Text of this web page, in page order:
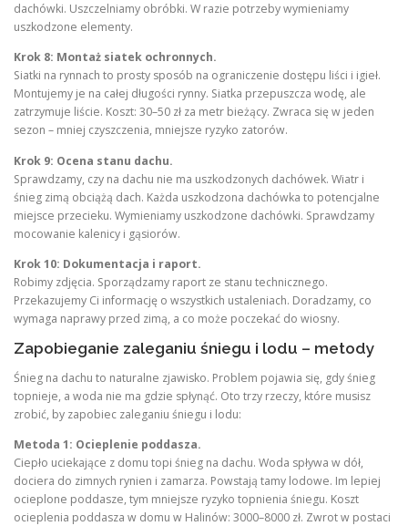
dachówki. Uszczelniamy obróbki. W razie potrzeby wymieniamy
uszkodzone elementy.
Krok 8: Montaż siatek ochronnych.
Siatki na rynnach to prosty sposób na ograniczenie dostępu liści i igieł.
Montujemy je na całej długości rynny. Siatka przepuszcza wodę, ale
zatrzymuje liście. Koszt: 30–50 zł za metr bieżący. Zwraca się w jeden
sezon – mniej czyszczenia, mniejsze ryzyko zatorów.
Krok 9: Ocena stanu dachu.
Sprawdzamy, czy na dachu nie ma uszkodzonych dachówek. Wiatr i
śnieg zimą obciążą dach. Każda uszkodzona dachówka to potencjalne
miejsce przecieku. Wymieniamy uszkodzone dachówki. Sprawdzamy
mocowanie kalenicy i gąsiorów.
Krok 10: Dokumentacja i raport.
Robimy zdjęcia. Sporządzamy raport ze stanu technicznego.
Przekazujemy Ci informację o wszystkich ustaleniach. Doradzamy, co
wymaga naprawy przed zimą, a co może poczekać do wiosny.
Zapobieganie zaleganiu śniegu i lodu – metody
Śnieg na dachu to naturalne zjawisko. Problem pojawia się, gdy śnieg
topnieje, a woda nie ma gdzie spłynąć. Oto trzy rzeczy, które musisz
zrobić, by zapobiec zaleganiu śniegu i lodu:
Metoda 1: Ocieplenie poddasza.
Ciepło uciekające z domu topi śnieg na dachu. Woda spływa w dół,
dociera do zimnych rynien i zamarza. Powstają tamy lodowe. Im lepiej
ocieplone poddasze, tym mniejsze ryzyko topnienia śniegu. Koszt
ocieplenia poddasza w domu w Halinów: 3000–8000 zł. Zwrot w postaci